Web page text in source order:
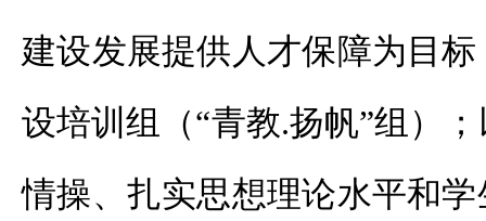
建设发展提供人才保障为目
设培训组（“青教.扬帆”组）
情操、扎实思想理论水平和